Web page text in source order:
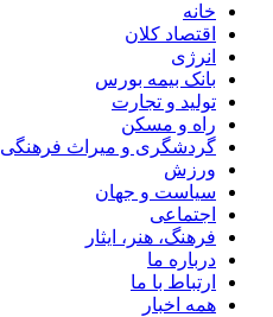
خانه
اقتصاد کلان
انرژی
بانک بیمه بورس
تولید و تجارت
راه و مسکن
گردشگری و میراث فرهنگی
ورزش
سیاست و جهان
اجتماعی
فرهنگ، هنر، ایثار
درباره ما
ارتباط با ما
همه اخبار